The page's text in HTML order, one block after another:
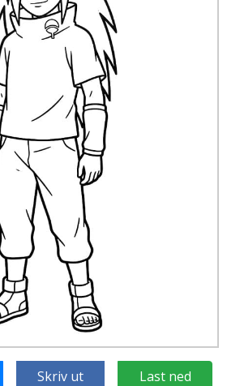
Skriv ut Last ned